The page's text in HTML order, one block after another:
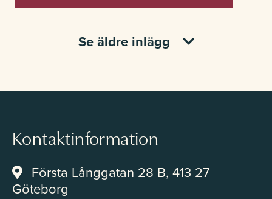
Se äldre inlägg
Kontaktinformation
Första Långgatan 28 B, 413 27
Göteborg